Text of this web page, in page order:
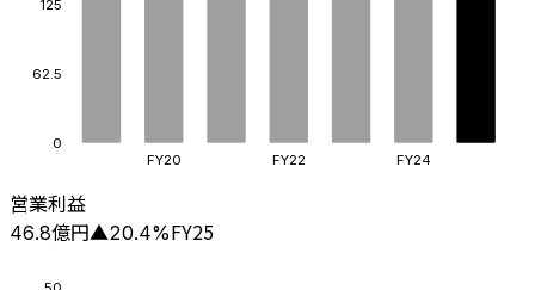
0
62.5
125
FY20 FY22 FY24
営業利益
46.8億円▲20.4%FY25